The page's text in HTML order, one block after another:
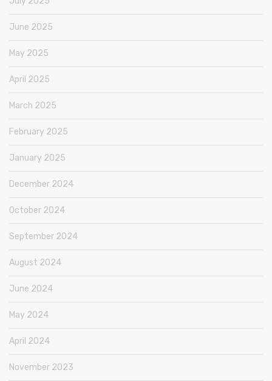
June 2025
May 2025
April 2025
March 2025
February 2025
January 2025
December 2024
October 2024
September 2024
August 2024
June 2024
May 2024
April 2024
November 2023